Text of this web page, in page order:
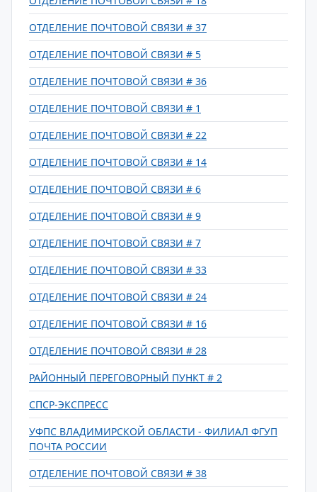
ОТДЕЛЕНИЕ ПОЧТОВОЙ СВЯЗИ # 37
ОТДЕЛЕНИЕ ПОЧТОВОЙ СВЯЗИ # 5
ОТДЕЛЕНИЕ ПОЧТОВОЙ СВЯЗИ # 36
ОТДЕЛЕНИЕ ПОЧТОВОЙ СВЯЗИ # 1
ОТДЕЛЕНИЕ ПОЧТОВОЙ СВЯЗИ # 22
ОТДЕЛЕНИЕ ПОЧТОВОЙ СВЯЗИ # 14
ОТДЕЛЕНИЕ ПОЧТОВОЙ СВЯЗИ # 6
ОТДЕЛЕНИЕ ПОЧТОВОЙ СВЯЗИ # 9
ОТДЕЛЕНИЕ ПОЧТОВОЙ СВЯЗИ # 7
ОТДЕЛЕНИЕ ПОЧТОВОЙ СВЯЗИ # 33
ОТДЕЛЕНИЕ ПОЧТОВОЙ СВЯЗИ # 24
ОТДЕЛЕНИЕ ПОЧТОВОЙ СВЯЗИ # 16
ОТДЕЛЕНИЕ ПОЧТОВОЙ СВЯЗИ # 28
РАЙОННЫЙ ПЕРЕГОВОРНЫЙ ПУНКТ # 2
СПСР-ЭКСПРЕСС
УФПС ВЛАДИМИРСКОЙ ОБЛАСТИ - ФИЛИАЛ ФГУП
ПОЧТА РОССИИ
ОТДЕЛЕНИЕ ПОЧТОВОЙ СВЯЗИ # 38